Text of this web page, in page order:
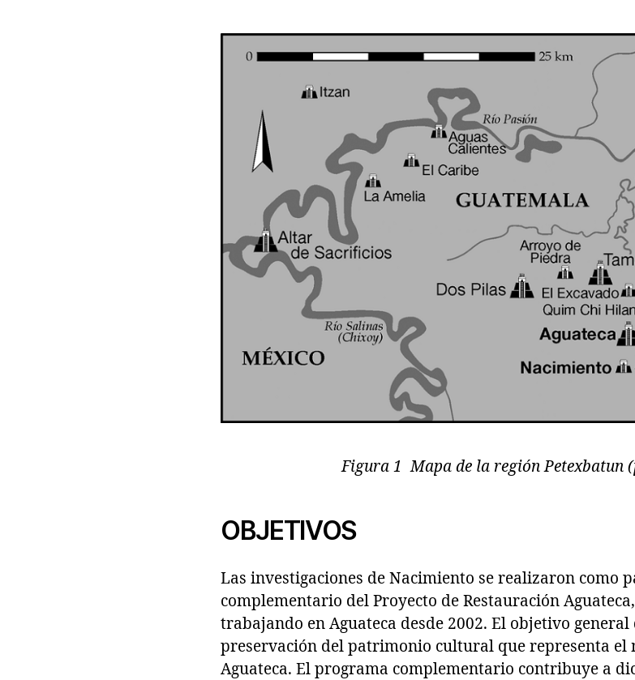
Figura 1 Mapa de la región Petexbatun
OBJETIVOS
Las investigaciones de Nacimiento se realizaron como
complementario del Proyecto de Restauración
trabajando en Aguateca desde 2002. El objetivo general
preservación del patrimonio cultural que representa el
Aguateca. El programa complementario contribuye a